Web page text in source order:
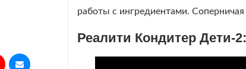
работы с ингредиентами.
Реалити Кондитер Дети-